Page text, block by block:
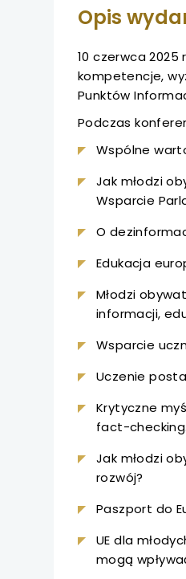
Opis
10 czerwca 2025
kompetencje,
Punktów
Podczas
Wspólne
Jak młodzi
Wsparcie
O
Edukacja
Młodzi
informacji,
Wsparcie
Uczenie
Krytyczne
fact-checking.
Jak młodzi
rozwój?
Paszport do
UE dla
mogą